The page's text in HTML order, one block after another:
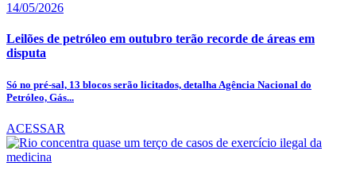
14/05/2026
Leilões de petróleo em outubro terão recorde de áreas em
disputa
Só no pré-sal, 13 blocos serão licitados, detalha Agência Nacional do
Petróleo, Gás...
ACESSAR